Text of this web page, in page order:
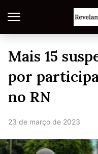
Mais 15
por
no RN
23 de março de 2023